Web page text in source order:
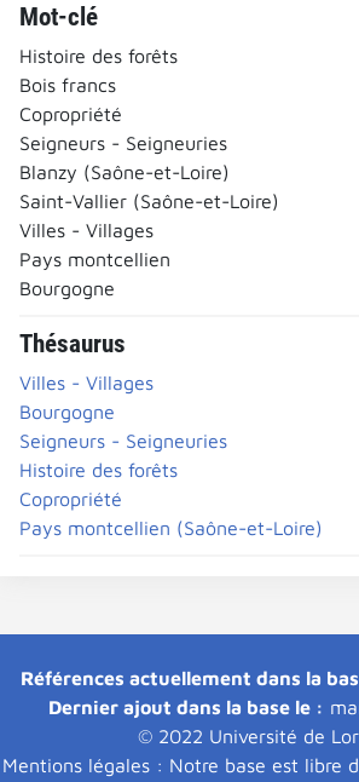
Mot-clé
Histoire des forêts
Bois francs
Copropriété
Seigneurs - Seigneuries
Blanzy (Saône-et-Loire)
Saint-Vallier (Saône-et-Loire)
Villes - Villages
Pays montcellien
Bourgogne
Thésaurus
Villes - Villages
Bourgogne
Seigneurs - Seigneuries
Histoire des forêts
Copropriété
Pays montcellien (Saône-et-Loire)
Références actuellement dans la
Dernier ajout dans la base le :
© 2022 Université de
Mentions légales : Notre base est libre